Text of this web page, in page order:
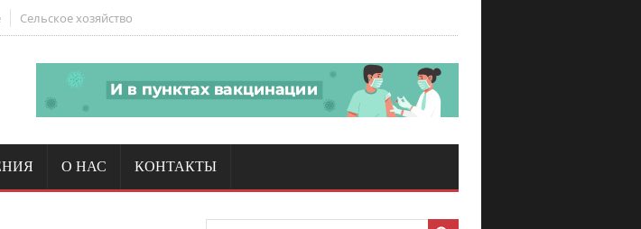
Сельское хозяйство
О НАС КОНТАКТЫ